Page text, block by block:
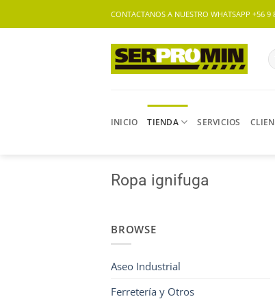
CONTACTANOS A NUESTRO WHATSAPP +56
INICIO TIENDA SERVICIOS
Ropa ignifuga
BROWSE
Aseo Industrial
Ferretería y Otros